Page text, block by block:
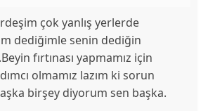
çok yanlış yerlerde
dediğimle senin dediğin
fırtınası yapmamız için
olmamız lazım ki sorun
birşey diyorum sen başka.